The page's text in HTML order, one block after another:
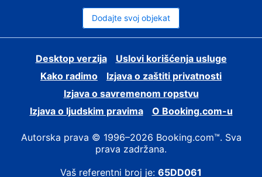
Dodajte svoj objekat
Desktop verzija
Uslovi korišćenja usluge
Kako radimo
Izjava o zaštiti privatnosti
Izjava o savremenom ropstvu
Izjava o ljudskim pravima
О Booking.com-u
Autorska prava © 1996–2026 Booking.com™. Sva
prava zadržana.
Vaš referentni broj je: 65DD061